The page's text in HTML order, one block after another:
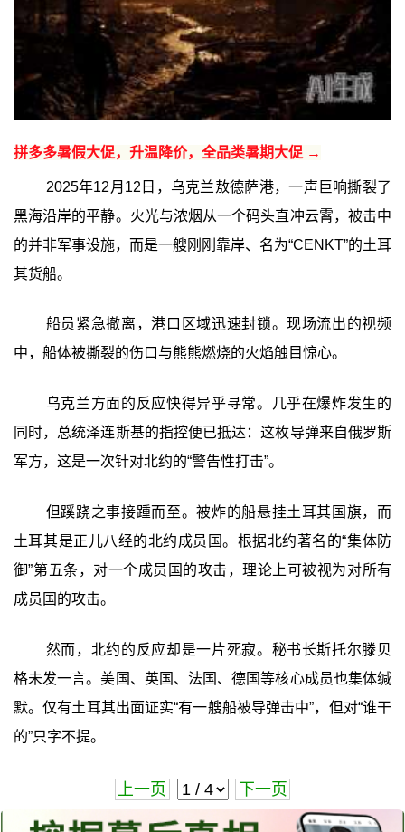
拼多多暑假大促，升温降价，全品类暑期大促 →
2025年12月12日，乌克兰敖德萨港，一声巨响撕裂了
黑海沿岸的平静。火光与浓烟从一个码头直冲云霄，被击中
的并非军事设施，而是一艘刚刚靠岸、名为“CENKT”的土耳
其货船。
船员紧急撤离，港口区域迅速封锁。现场流出的视频
中，船体被撕裂的伤口与熊熊燃烧的火焰触目惊心。
乌克兰方面的反应快得异乎寻常。几乎在爆炸发生的
同时，总统泽连斯基的指控便已抵达：这枚导弹来自俄罗斯
军方，这是一次针对北约的“警告性打击”。
但蹊跷之事接踵而至。被炸的船悬挂土耳其国旗，而
土耳其是正儿八经的北约成员国。根据北约著名的“集体防
御”第五条，对一个成员国的攻击，理论上可被视为对所有
成员国的攻击。
然而，北约的反应却是一片死寂。秘书长斯托尔滕贝
格未发一言。美国、英国、法国、德国等核心成员也集体缄
默。仅有土耳其出面证实“有一艘船被导弹击中”，但对“谁干
的”只字不提。
上一页 下一页